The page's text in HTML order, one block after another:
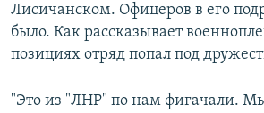
Лисичанском. Офицеров в его
было. Как рассказывает
позициях отряд попал под
"Это из "ЛНР" по нам фигачали.